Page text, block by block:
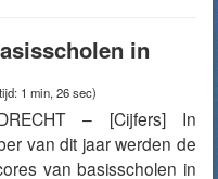
in
1 min, 26 sec)
– [Cijfers] In
van dit jaar werden de
van basisscholen in